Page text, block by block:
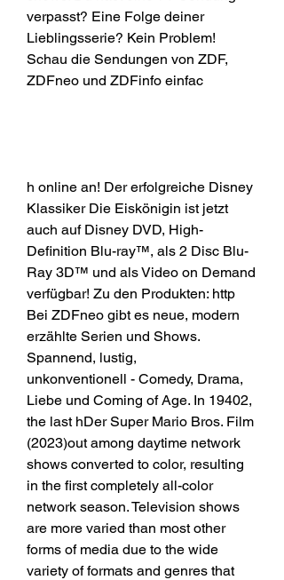
verpasst? Eine Folge deiner
Lieblingsserie? Kein Problem!
Schau die Sendungen von ZDF,
ZDFneo und ZDFinfo einfac
h online an! Der erfolgreiche Disney
Klassiker Die Eiskönigin ist jetzt
auch auf Disney DVD, High-
Definition Blu-ray™, als 2 Disc Blu-
Ray 3D™ und als Video on Demand
verfügbar! Zu den Produkten: http
Bei ZDFneo gibt es neue, modern
erzählte Serien und Shows.
Spannend, lustig,
unkonventionell - Comedy, Drama,
Liebe und Coming of Age. In 19402,
the last hDer Super Mario Bros. Film
(2023)out among daytime network
shows converted to color, resulting
in the first completely all-color
network season. Television shows
are more varied than most other
forms of media due to the wide
variety of formats and genres that